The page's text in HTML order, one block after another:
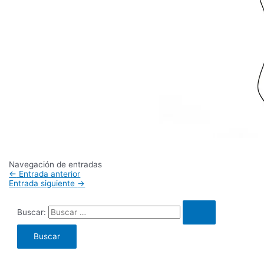
Navegación de entradas
← Entrada anterior
Entrada siguiente →
Buscar: